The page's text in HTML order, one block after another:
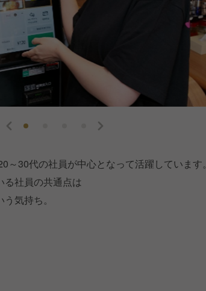
30代の社員が中心となって活躍しています。
社員の共通点は
気持ち。